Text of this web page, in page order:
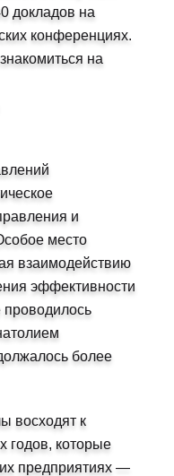
докладов на
конференциях.
на
и
место
взаимодействию
эффективности
проводилось
более
восходят к
годов, которые
предприятиях —